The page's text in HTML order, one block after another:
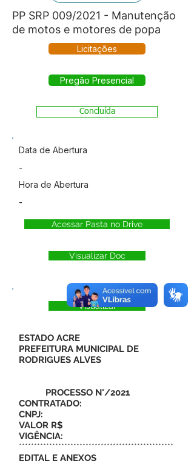
PP SRP 009/2021 - Manutenção
de motos e motores de popa
Licitações
Pregão Presencial
Concluída
Data de Abertura
-
Hora de Abertura
-
Acessar Pasta no Drive
Visualizar Doc
Visualizar
ESTADO ACRE
PREFEITURA MUNICIPAL DE
RODRIGUES ALVES
PROCESSO N°/2021
CONTRATADO:
CNPJ:
VALOR R$
VIGÊNCIA:
***************************************************
EDITAL E ANEXOS